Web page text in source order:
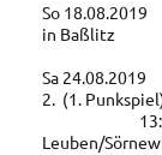
So
in Baßlitz
Sa
2. (1.
13:00
Leuben/